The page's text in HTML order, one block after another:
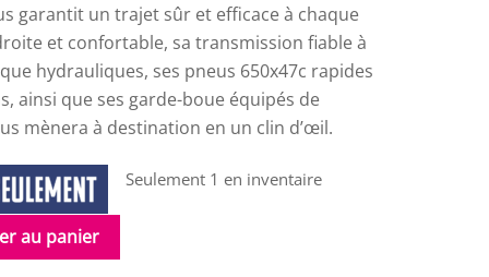
garantit un trajet sûr et efficace à chaque
et confortable, sa transmission fiable à
hydrauliques, ses pneus 650x47c rapides
ainsi que ses garde-boue équipés de
mènera à destination en un clin d’œil.
Seulement 1 en inventaire
au panier